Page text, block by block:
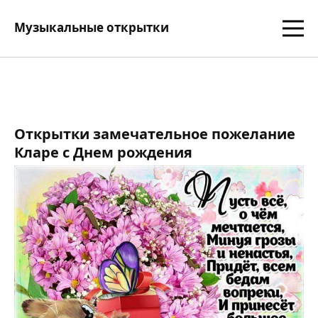
Музыкальные открытки
Открытки замечательное пожелание
Кларе с Днем рождения